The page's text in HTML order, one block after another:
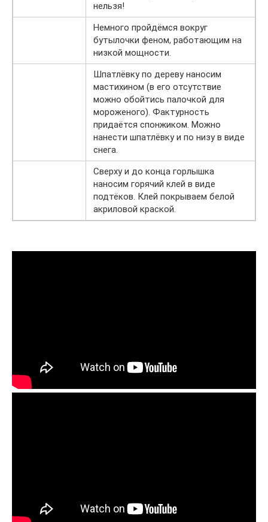
нельзя!
Немного пройдёмся вокруг
бутылочки феном, работающим на
низкой мощности.
Шпатлёвку по дереву наносим
мастихином (в его отсутствие
можно обойтись палочкой для
мороженого). Фактурность
придаётся спонжиком. Можно
нанести шпатлёвку и по низу в виде
снега.
Сверху и до конца горлышка
наносим горячий клей в виде
подтёков. Клей покрываем белой
акриловой краской.